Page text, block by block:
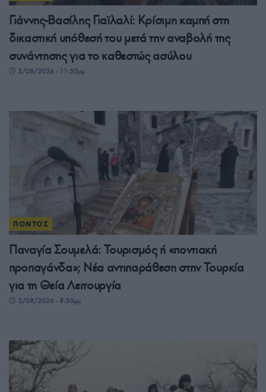
Γιάννης-Βασίλης Γιαϊλαλί: Κρίσιμη καμπή στη
δικαστική υπόθεσή του μετά την αναβολή της
συνάντησης για το καθεστώς ασύλου
3/08/2026 - 11:50μμ
ΠΟΝΤΟΣ
Παναγία Σουμελά: Τουρισμός ή «ποντιακή
προπαγάνδα»; Νέα αντιπαράθεση στην Τουρκία
για τη Θεία Λειτουργία
3/08/2026 - 8:30μμ